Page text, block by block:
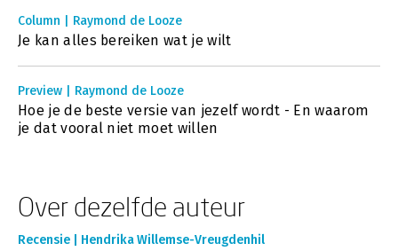
Column | Raymond de Looze
Je kan alles bereiken wat je wilt
Preview | Raymond de Looze
Hoe je de beste versie van jezelf wordt - En waarom
je dat vooral niet moet willen
Over dezelfde auteur
Recensie | Hendrika Willemse-Vreugdenhil